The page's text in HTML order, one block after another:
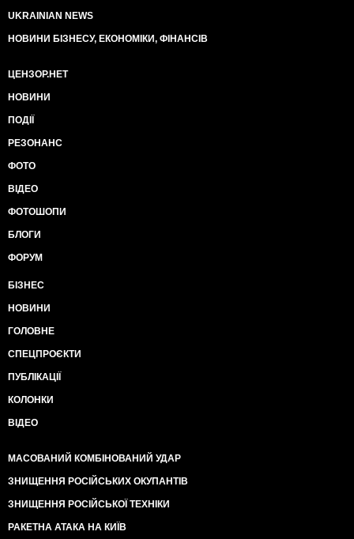
UKRAINIAN NEWS
НОВИНИ БІЗНЕСУ, ЕКОНОМІКИ, ФІНАНСІВ
ЦЕНЗОР.НЕТ
НОВИНИ
ПОДІЇ
РЕЗОНАНС
ФОТО
ВІДЕО
ФОТОШОПИ
БЛОГИ
ФОРУМ
БІЗНЕС
НОВИНИ
ГОЛОВНЕ
СПЕЦПРОЄКТИ
ПУБЛІКАЦІЇ
КОЛОНКИ
ВІДЕО
МАСОВАНИЙ КОМБІНОВАНИЙ УДАР
ЗНИЩЕННЯ РОСІЙСЬКИХ ОКУПАНТІВ
ЗНИЩЕННЯ РОСІЙСЬКОЇ ТЕХНІКИ
РАКЕТНА АТАКА НА КИЇВ